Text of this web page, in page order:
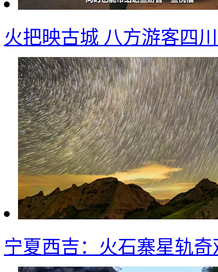
火把映古城 八方游客四
宁夏西吉：火石寨星轨